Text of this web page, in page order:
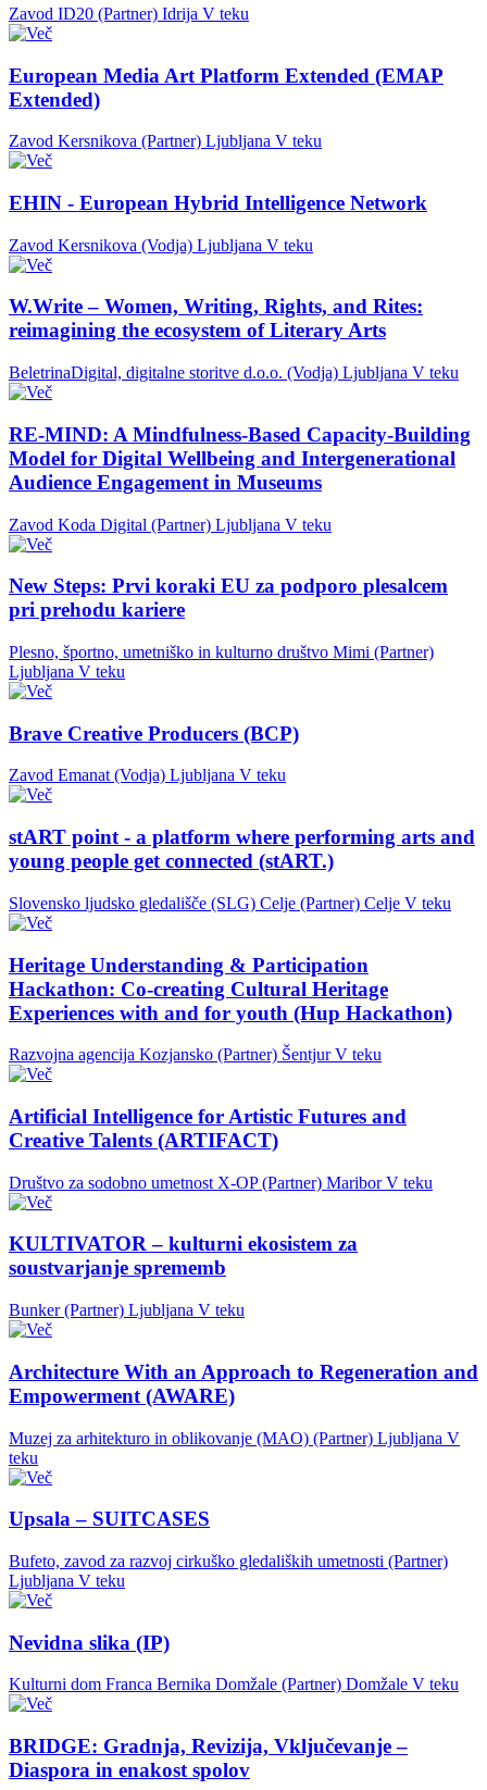
Zavod ID20 (Partner) Idrija V teku
European Media Art Platform Extended (EMAP
Extended)
Zavod Kersnikova (Partner) Ljubljana V teku
EHIN - European Hybrid Intelligence Network
Zavod Kersnikova (Vodja) Ljubljana V teku
W.Write – Women, Writing, Rights, and Rites:
reimagining the ecosystem of Literary Arts
BeletrinaDigital, digitalne storitve d.o.o. (Vodja) Ljubljana V teku
RE-MIND: A Mindfulness-Based Capacity-Building
Model for Digital Wellbeing and Intergenerational
Audience Engagement in Museums
Zavod Koda Digital (Partner) Ljubljana V teku
New Steps: Prvi koraki EU za podporo plesalcem
pri prehodu kariere
Plesno, športno, umetniško in kulturno društvo Mimi (Partner)
Ljubljana V teku
Brave Creative Producers (BCP)
Zavod Emanat (Vodja) Ljubljana V teku
stART point - a platform where performing arts and
young people get connected (stART.)
Slovensko ljudsko gledališče (SLG) Celje (Partner) Celje V teku
Heritage Understanding & Participation
Hackathon: Co-creating Cultural Heritage
Experiences with and for youth (Hup Hackathon)
Razvojna agencija Kozjansko (Partner) Šentjur V teku
Artificial Intelligence for Artistic Futures and
Creative Talents (ARTIFACT)
Društvo za sodobno umetnost X-OP (Partner) Maribor V teku
KULTIVATOR – kulturni ekosistem za
soustvarjanje sprememb
Bunker (Partner) Ljubljana V teku
Architecture With an Approach to Regeneration and
Empowerment (AWARE)
Muzej za arhitekturo in oblikovanje (MAO) (Partner) Ljubljana V
teku
Upsala – SUITCASES
Bufeto, zavod za razvoj cirkuško gledaliških umetnosti (Partner)
Ljubljana V teku
Nevidna slika (IP)
Kulturni dom Franca Bernika Domžale (Partner) Domžale V teku
BRIDGE: Gradnja, Revizija, Vključevanje –
Diaspora in enakost spolov